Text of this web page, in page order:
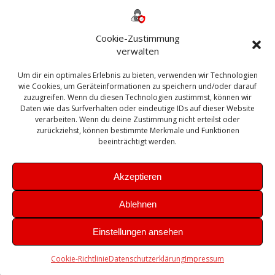
Cookie-Zustimmung
verwalten
Um dir ein optimales Erlebnis zu bieten, verwenden wir Technologien
wie Cookies, um Geräteinformationen zu speichern und/oder darauf
zuzugreifen. Wenn du diesen Technologien zustimmst, können wir
Daten wie das Surfverhalten oder eindeutige IDs auf dieser Website
verarbeiten. Wenn du deine Zustimmung nicht erteilst oder
zurückziehst, können bestimmte Merkmale und Funktionen
beeinträchtigt werden.
Akzeptieren
Ablehnen
Einstellungen ansehen
Cookie-RichtlinieDatenschutzerklärungImpressum
Bautagebuch
Exchange firewall Fritzbox
Microsoft
Sanierung SBS Security Server Sicherheit
Sicherung SIEM Sophos SSL Ubuntu
Update Upgrade UTM VCenter VCSA Veeam
VMWare VPN WAZUH Windows
Zertifikat
Theme